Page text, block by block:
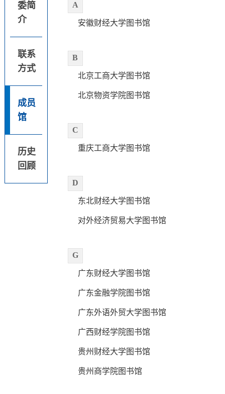
委简
介
联系
方式
成员
馆
历史
回顾
A
安徽财经大学图书馆
B
北京工商大学图书馆
北京物资学院图书馆
C
重庆工商大学图书馆
D
东北财经大学图书馆
对外经济贸易大学图书馆
G
广东财经大学图书馆
广东金融学院图书馆
广东外语外贸大学图书馆
广西财经学院图书馆
贵州财经大学图书馆
贵州商学院图书馆